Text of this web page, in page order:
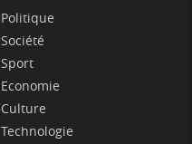
Politique
Société
Sport
Economie
Culture
Technologie